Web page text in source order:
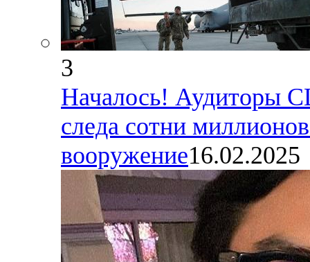
3
Началось! Аудиторы
следа сотни
вооружение16.02.2025